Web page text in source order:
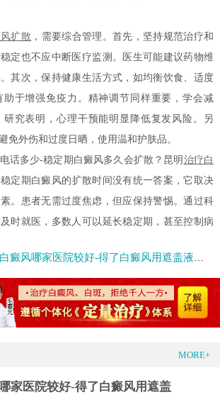
扩散 ，需要综合管理。首先，坚持规范治疗和
定也不应中断医疗监测。医生可能建议药物维
其次，保持健康生活方式，如均衡饮食、适度
助于增强免疫力。精神调节同样重要，学会减
研究表明，心理干预能明显降低复发风险。另
免外伤和过度日晒，使用温和护肤品。
多少-稳定期白癜风多久会扩散？昆明 治疗白
定期白癜风的扩散时间没有统一答案，它取决
。患者无需过度焦虑，但应保持警惕。通过科
时就医，多数人可以延长稳定期，甚至控制病
风哪家医院较好-得了白癜风用遮盖液有副作用吗
MORE+
家医院较好-得了白癜风用遮盖